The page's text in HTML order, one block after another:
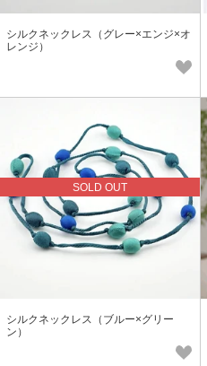
シルクネックレス（グレー×エンジ×オ
レンジ）
SOLD OUT
シルクネックレス（ブルー×グリー
ン）